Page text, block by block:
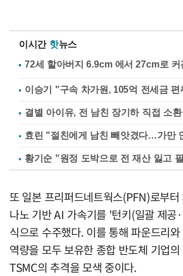
이시간 핫뉴스
이승기 "구속 차가원, 105억 전세금
결별 아이유, 전 남친 장기하 직접 소환
효린 "절친에게 남친 빼앗겼다…가만
황기순 "원정 도박으로 전 재산 잃고
또 일본 프리퍼드네트웍스(PFN)로부
나노 기반 AI 가속기를 '턴키(일괄 제
식으로 수주했다. 이를 통해 파운드리
역량을 모두 보유한 종합 반도체 기업
TSMC의 추격을 모색 중이다.